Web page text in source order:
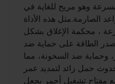
وهو مريح للغاية في
الصارمة.مثل هذه الأداة
، محكمة الإغلاق بشكل
يحتوي مصدر الطاقة على حماية ضد
وحماية ضد السخونة، مما
حمل زائد لتمديد عمر
تشغيل أحمر يجعل